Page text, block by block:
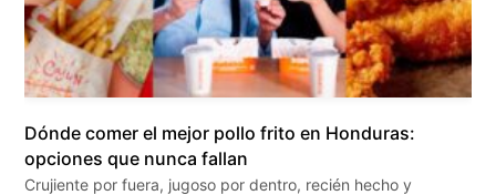
Dónde comer el mejor pollo frito en Honduras:
opciones que nunca fallan
Crujiente por fuera, jugoso por dentro, recién hecho y